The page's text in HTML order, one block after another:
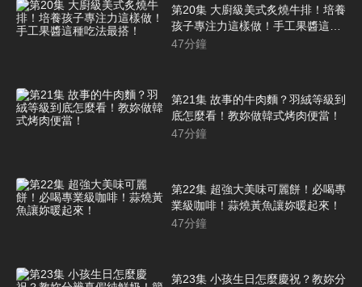
第20集 大廚級美式炙燒牛排！培養
孩子專注力這樣做！手工果醬這種
吃法最搭！
47分鐘
第21集 故事的牛肉麵？羽絨等級到
底怎麼看！教妳做韓式烤肉便當！
47分鐘
第22集 超強大美味可麗餅！必喝專
業級咖啡！蒜燒黃魚讓妳暖起來！
47分鐘
第23集 小孩生日怎麼慶祝？教妳分